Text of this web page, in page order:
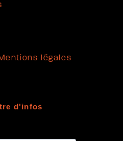
légales
d'infos